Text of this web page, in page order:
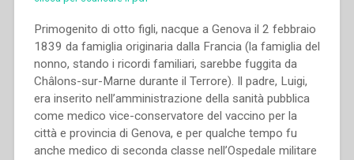
Primogenito di otto figli, nacque a Genova il 2 febbraio
1839 da famiglia originaria dalla Francia (la famiglia del
nonno, stando i ricordi familiari, sarebbe fuggita da
Châlons-sur-Marne durante il Terrore). Il padre, Luigi,
era inserito nell’amministrazione della sanità pubblica
come medico vice-conservatore del vaccino per la
città e provincia di Genova, e per qualche tempo fu
anche medico di seconda classe nell’Ospedale militare